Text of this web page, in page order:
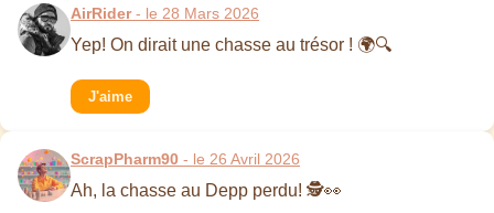
AirRider- le 28 Mars 2026
Yep! On dirait une chasse au trésor ! 🌍🔍
J'aime
ScrapPharm90 - le 26 Avril 2026
Ah, la chasse au Depp perdu! 🕵️👀